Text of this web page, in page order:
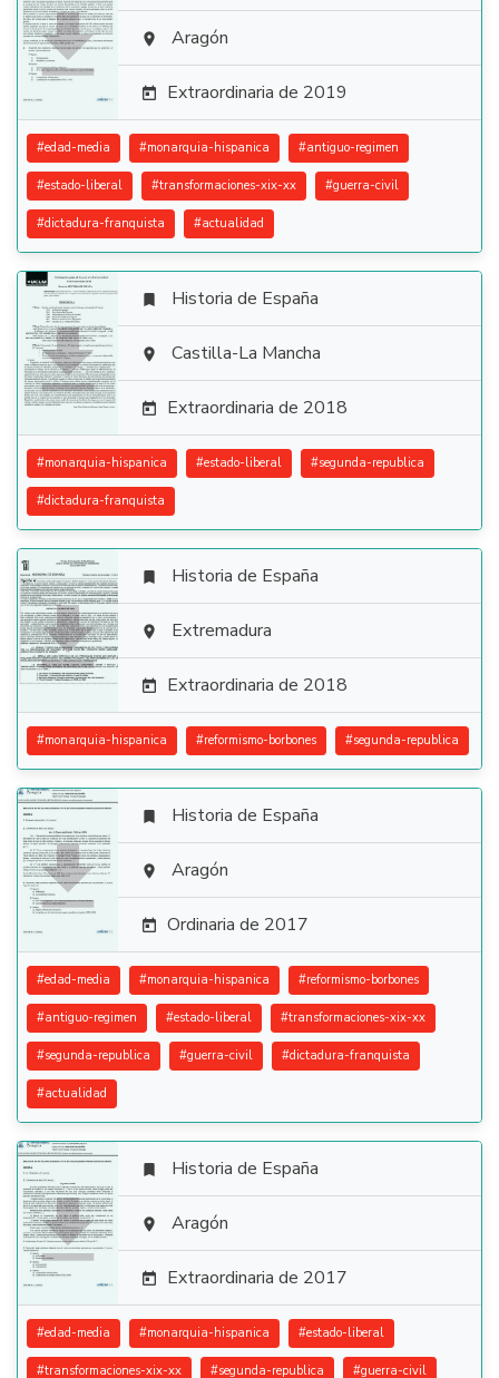
  Aragón
 Extraordinaria de 2019
#edad-media #monarquia-hispanica #antiguo-regimen
#estado-liberal #transformaciones-xix-xx #guerra-civil
#dictadura-franquista #actualidad

 Historia de España
 Castilla-La Mancha
 Extraordinaria de 2018
#monarquia-hispanica #estado-liberal #segunda-republica
#dictadura-franquista

 Historia de España
 Extremadura
 Extraordinaria de 2018
#monarquia-hispanica #reformismo-borbones #segunda-republica

 Historia de España
 Aragón
 Ordinaria de 2017
#edad-media #monarquia-hispanica #reformismo-borbones
#antiguo-regimen #estado-liberal #transformaciones-xix-xx
#segunda-republica #guerra-civil #dictadura-franquista
#actualidad

 Historia de España
 Aragón
 Extraordinaria de 2017
#edad-media #monarquia-hispanica #estado-liberal
#transformaciones-xix-xx #segunda-republica #guerra-civil